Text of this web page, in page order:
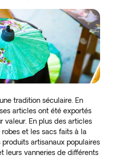
tradition séculaire. En
articles ont été exportés
valeur. En plus des articles
et les sacs faits à la
artisanaux populaires
leurs vanneries de différents